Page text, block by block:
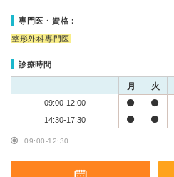
専門医・資格：
整形外科専門医
診療時間
月 火
09:00-12:00
14:30-17:30
09:00-12:30